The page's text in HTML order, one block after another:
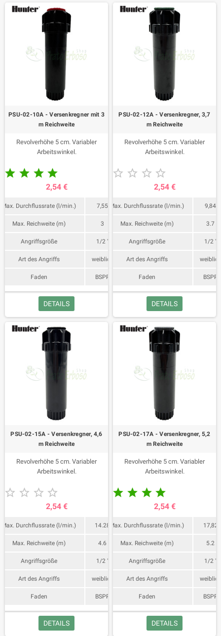
PSU-02-10A - Versenkregner mit 3
m Reichweite
Revolverhöhe 5 cm. Variabler
Arbeitswinkel.
   
2,54 €
Max. Durchflussrate (l/min.) 7,55
Max. Reichweite (m) 3
Angriffsgröße 1/2 "
Art des Angriffs weiblich
Faden BSPP
DETAILS
PSU-02-12A - Versenkregner, 3,7
m Reichweite
Revolverhöhe 5 cm. Variabler
Arbeitswinkel.
   
2,54 €
Max. Durchflussrate (l/min.) 9,84
Max. Reichweite (m) 3.7
Angriffsgröße 1/2 "
Art des Angriffs weiblich
Faden BSPP
DETAILS
PSU-02-15A - Versenkregner, 4,6
m Reichweite
Revolverhöhe 5 cm. Variabler
Arbeitswinkel.
   
2,54 €
Max. Durchflussrate (l/min.) 14.28
Max. Reichweite (m) 4.6
Angriffsgröße 1/2 "
Art des Angriffs weiblich
Faden BSPP
DETAILS
PSU-02-17A - Versenkregner, 5,2
m Reichweite
Revolverhöhe 5 cm. Variabler
Arbeitswinkel.
   
2,54 €
Max. Durchflussrate (l/min.) 17,82
Max. Reichweite (m) 5.2
Angriffsgröße 1/2 "
Art des Angriffs weiblich
Faden BSPP
DETAILS